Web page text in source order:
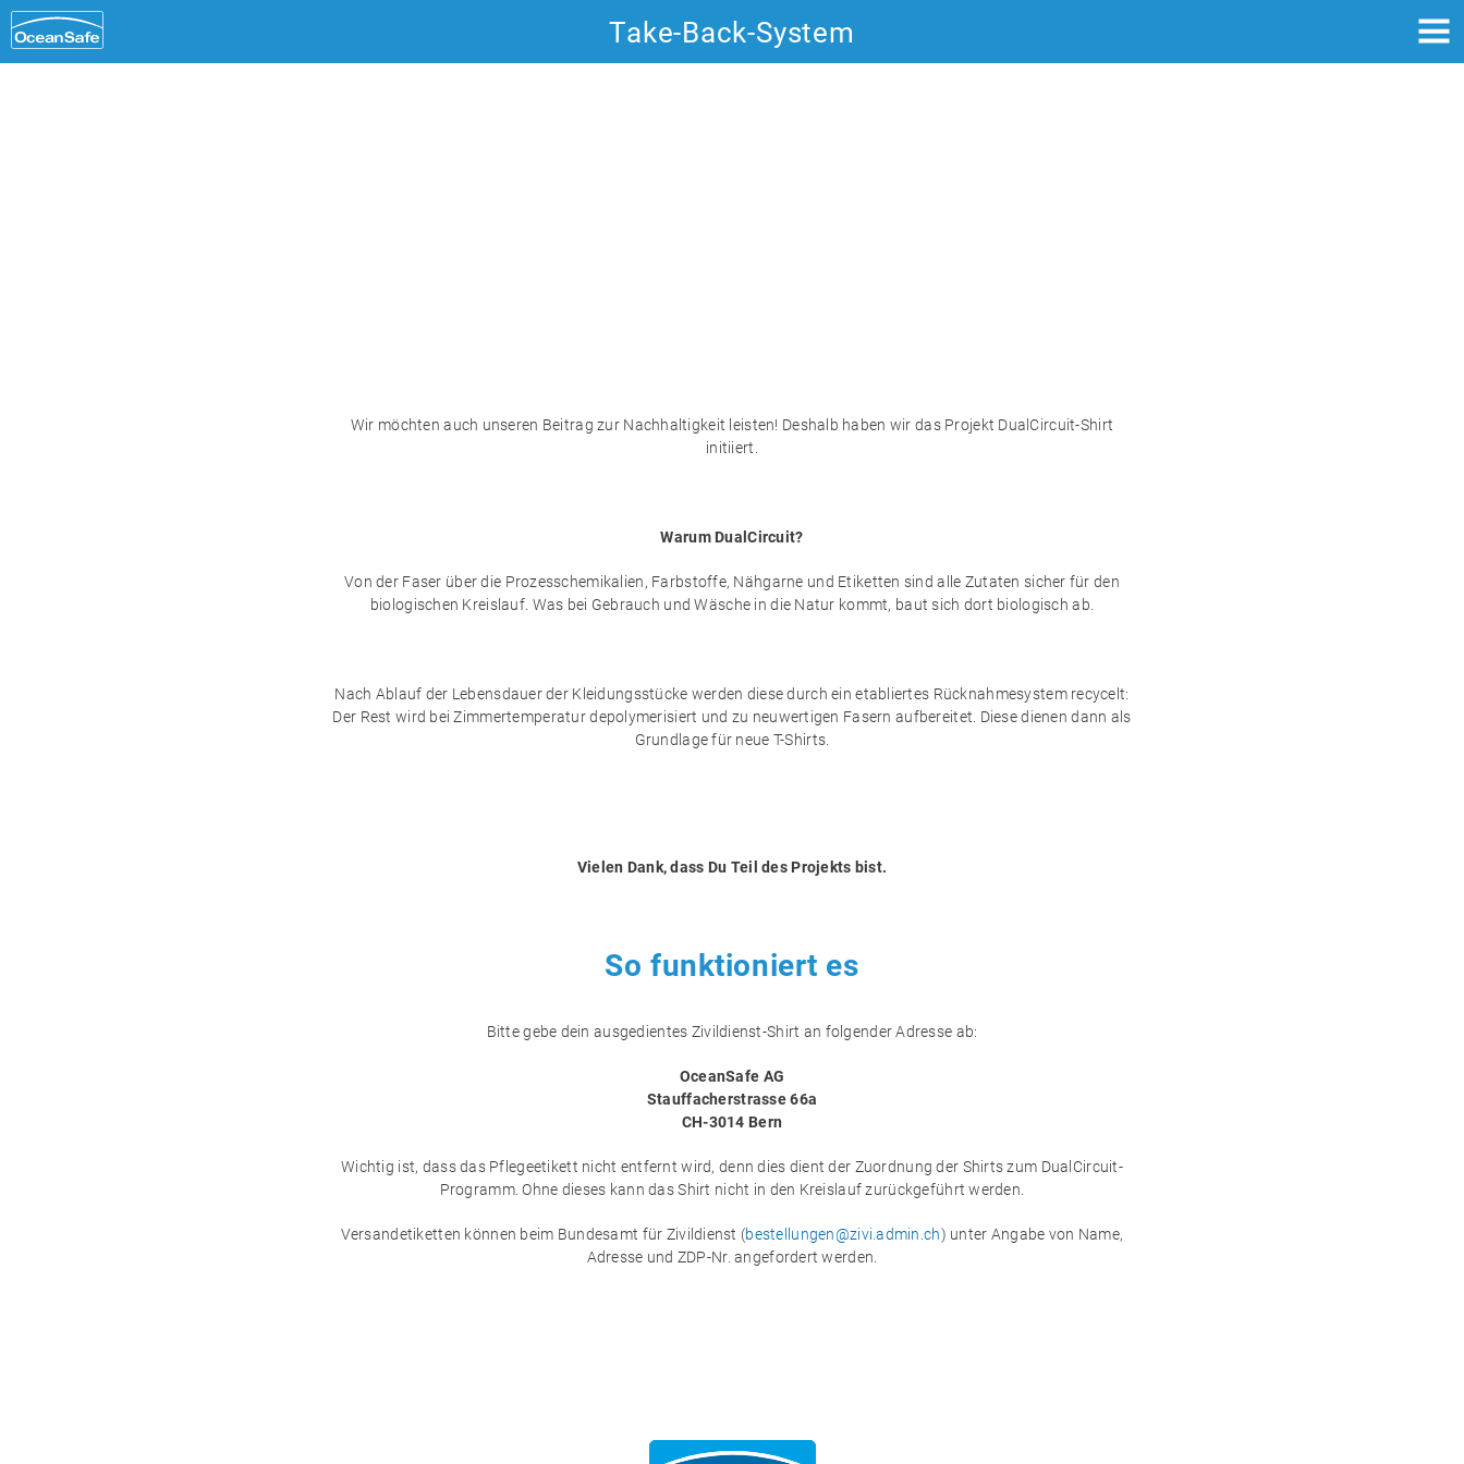
DE EN
Take-Back-System
Wir möchten auch unseren Beitrag zur Nachhaltigkeit leisten! Deshalb haben wir das Projekt DualCircuit-Shirt
initiiert.
Warum DualCircuit?
Von der Faser über die Prozesschemikalien, Farbstoffe, Nähgarne und Etiketten sind alle Zutaten sicher für den
biologischen Kreislauf. Was bei Gebrauch und Wäsche in die Natur kommt, baut sich dort biologisch ab.
Nach Ablauf der Lebensdauer der Kleidungsstücke werden diese durch ein etabliertes Rücknahmesystem recycelt:
Der Rest wird bei Zimmertemperatur depolymerisiert und zu neuwertigen Fasern aufbereitet. Diese dienen dann als
Grundlage für neue T-Shirts.
Vielen Dank, dass Du Teil des Projekts bist.
So funktioniert es
Bitte gebe dein ausgedientes Zivildienst-Shirt an folgender Adresse ab:
OceanSafe AG
Stauffacherstrasse 66a
CH-3014 Bern
Wichtig ist, dass das Pflegeetikett nicht entfernt wird, denn dies dient der Zuordnung der Shirts zum DualCircuit-
Programm. Ohne dieses kann das Shirt nicht in den Kreislauf zurückgeführt werden.
Versandetiketten können beim Bundesamt für Zivildienst (bestellungen@zivi.admin.ch) unter Angabe von Name,
Adresse und ZDP-Nr. angefordert werden.